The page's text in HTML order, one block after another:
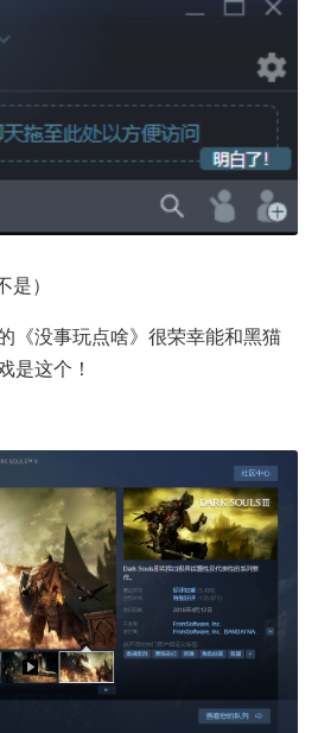
）
《没事玩点啥》很荣幸能和黑猫
是这个！